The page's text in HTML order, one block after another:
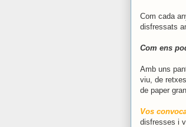
Com cada
disfressats
Com ens
Amb uns
viu, de
de paper
Vos
disfresses i